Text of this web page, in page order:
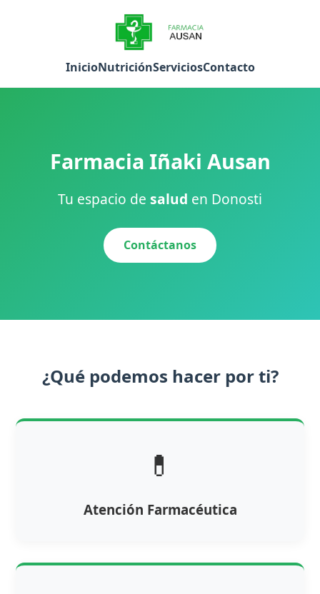
InicioNutriciónServiciosContacto
Farmacia Iñaki Ausan
Tu espacio de salud en Donosti
Contáctanos
¿Qué podemos hacer por ti?
💊
Atención Farmacéutica